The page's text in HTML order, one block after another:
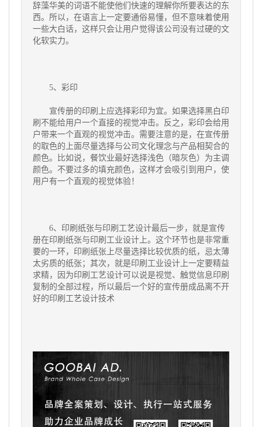
辞藻华美的词语不能使他们快速的理解你所要表达的东
西。所以，在语言上一定要通俗易懂，但不意味着使用
一些大白话，这样只会让用户觉得该公司没有过硬的文
化软实力。
5、彩印
宣传册的印刷上应选择彩印为宜。如果选择黑白印
刷不能给用户一个直接的视觉冲击。反之，彩印会给用
户带来一个直观的视觉冲击。需要注意的是，在宣传册
的取色的上面尽量选择与公司文化理念与产品相契合的
颜色。比如说，餐饮业最好选择浅色（暗灰色）为主调
颜色。不要过多的填充颜色，这样才会吸引到用户，使
用户有一个直观的视觉体验！
6、印刷纸张与印刷工艺设计最后一步，就是宣传
册在印刷纸张与印刷工业设计上。这个环节也是非常重
要的一环，印刷纸张上尽量选择比较优质的纸，忌太薄
太劣质的纸张；其次，就是印刷工业设计上一定要精益
求精，因为印刷工艺设计可以说是视觉、触觉信息印刷
复制的全部过程，所以最后一个好的宣传册成品离不开
好的印刷工艺设计技术